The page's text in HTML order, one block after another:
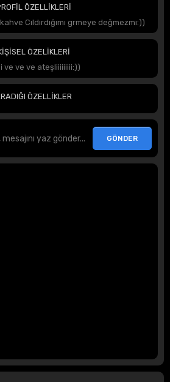
ÖZELLİKLERİ
Cıldırdığımı grmeye değmezmı:))
ÖZELİKLERİ
ve ve ve ateşliiiiiiiii:))
ÖZELLİKLER